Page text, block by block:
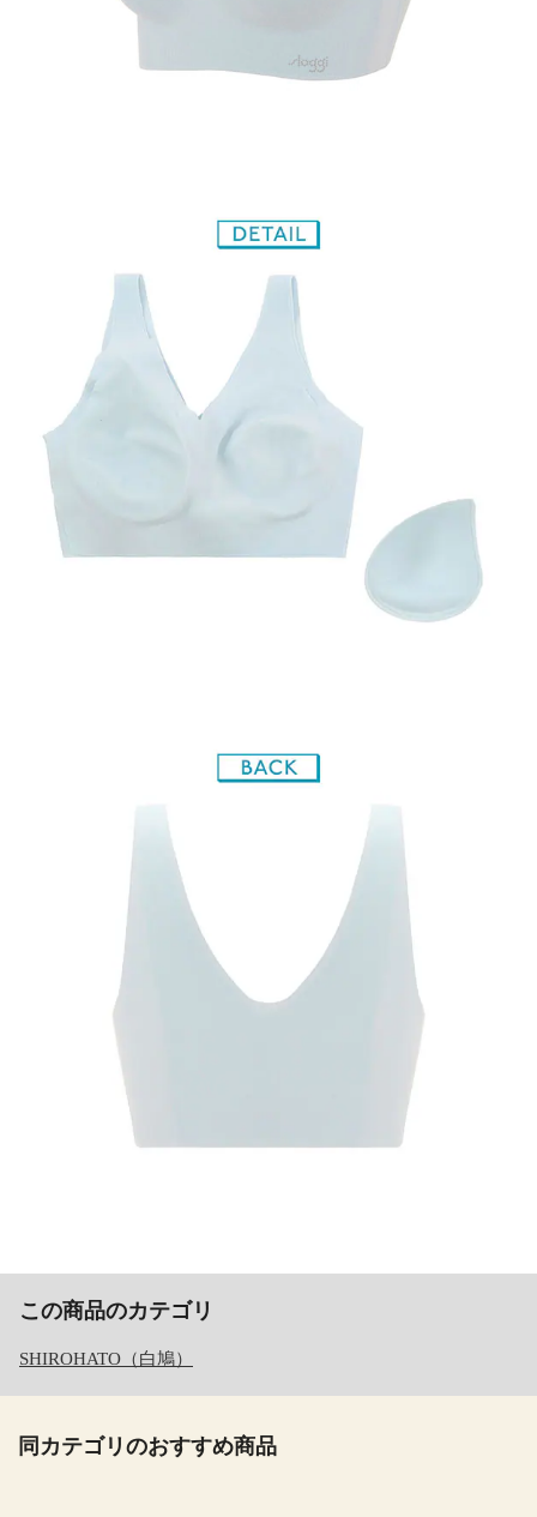
この商品のカテゴリ
SHIROHATO（白鳩）
同カテゴリのおすすめ商品